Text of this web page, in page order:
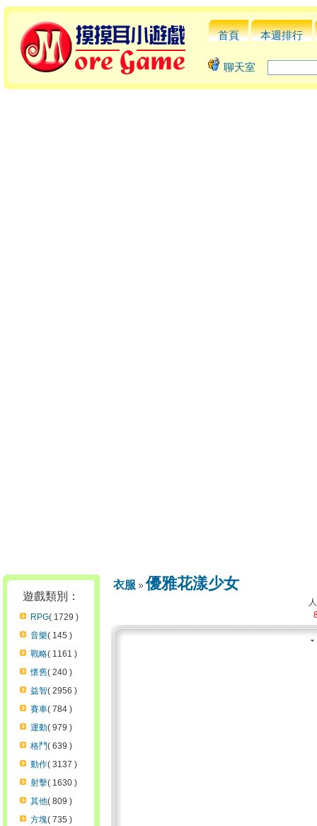
首頁 本週排行
聊天室
遊戲類別：
RPG( 1729 )
音樂( 145 )
戰略( 1161 )
懷舊( 240 )
益智( 2956 )
賽車( 784 )
運動( 979 )
格鬥( 639 )
動作( 3137 )
射擊( 1630 )
其他( 809 )
方塊( 735 )
衣服 優雅花漾少女